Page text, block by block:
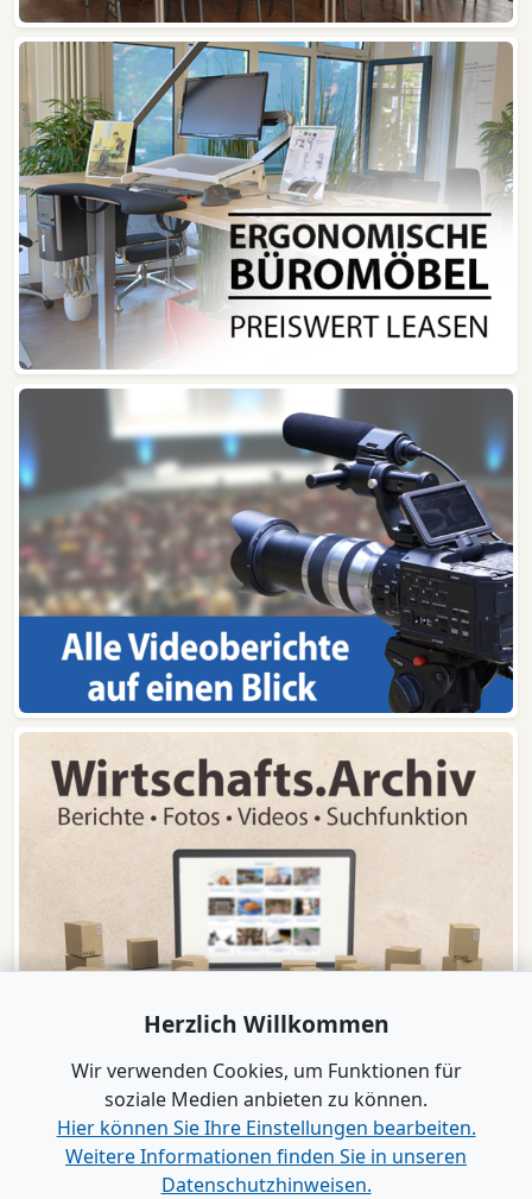
www.B2B-Wirtschaft.de
Herzlich Willkommen
Wir verwenden Cookies, um Funktionen für
soziale Medien anbieten zu können.
Hier können Sie Ihre Einstellungen bearbeiten.
Weitere Informationen finden Sie in unseren
Datenschutzhinweisen.